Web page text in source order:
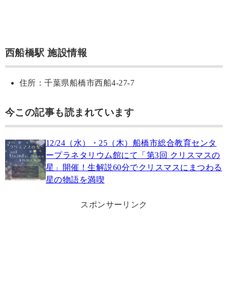
西船橋駅 施設情報
住所：千葉県船橋市西船4-27-7
今この記事も読まれています
12/24（水）・25（木）船橋市総合教育センタ
ープラネタリウム館にて「第3回 クリスマスの
星」開催！生解説60分でクリスマスにまつわる
星の物語を満喫
スポンサーリンク